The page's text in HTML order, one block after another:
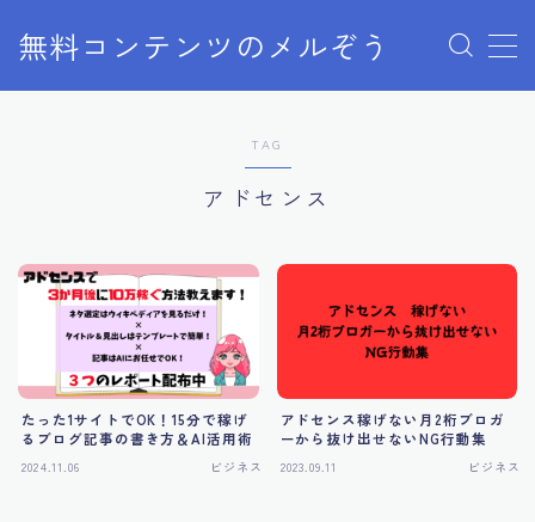
無料コンテンツのメルぞう
MENU
お問い合わせ
TAG
アドセンス
たった1サイトでOK！15分で稼げ
るブログ記事の書き方＆AI活用術
2024.11.06 ビジネス
アドセンス稼げない月2桁ブロガ
ーから抜け出せないNG行動集
2023.09.11 ビジネス